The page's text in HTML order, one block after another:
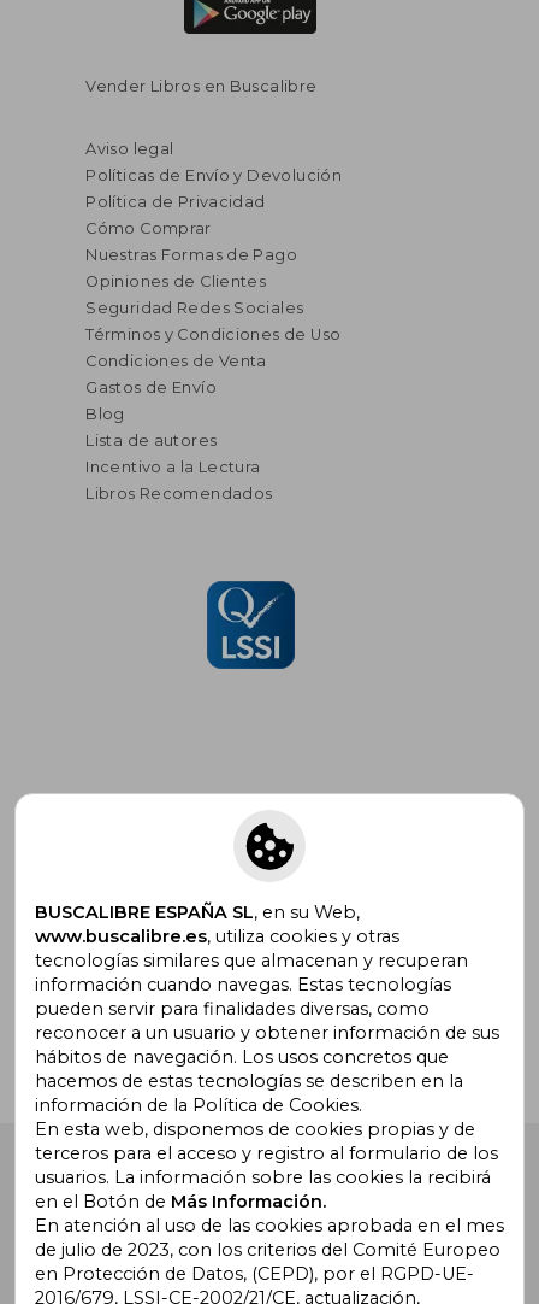
Vender Libros en Buscalibre
Aviso legal
Políticas de Envío y Devolución
Política de Privacidad
Cómo Comprar
Nuestras Formas de Pago
Opiniones de Clientes
Seguridad Redes Sociales
Términos y Condiciones de Uso
Condiciones de Venta
Gastos de Envío
Blog
Lista de autores
Incentivo a la Lectura
Libros Recomendados
Suscríbete para recibir ofertas y
promociones
¿Necesitas ayuda?
Ir a Centro de Soporte
Buscalibre España . Calle Energía, 65, Nave 3 (08940),
Cornellà de Llobregat, Barcelona. Derechos Reservados.
BUSCALIBRE ESPAÑA SL, en su Web,
www.buscalibre.es, utiliza cookies y otras
tecnologías similares que almacenan y recuperan
información cuando navegas. Estas tecnologías
pueden servir para finalidades diversas, como
reconocer a un usuario y obtener información de sus
hábitos de navegación. Los usos concretos que
hacemos de estas tecnologías se describen en la
información de la Política de Cookies.
En esta web, disponemos de cookies propias y de
terceros para el acceso y registro al formulario de los
usuarios. La información sobre las cookies la recibirá
en el Botón de Más Información.
En atención al uso de las cookies aprobada en el mes
de julio de 2023, con los criterios del Comité Europeo
en Protección de Datos, (CEPD), por el RGPD-UE-
2016/679, LSSI-CE-2002/21/CE, actualización,